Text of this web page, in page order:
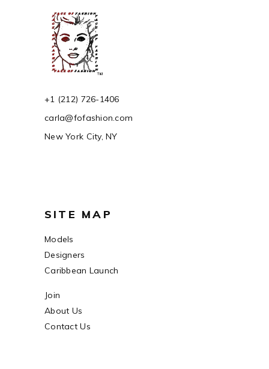
+1 (212) 726-1406
carla@fofashion.com
New York City, NY
SITE MAP
Models
Designers
Caribbean Launch
Join
About Us
Contact Us